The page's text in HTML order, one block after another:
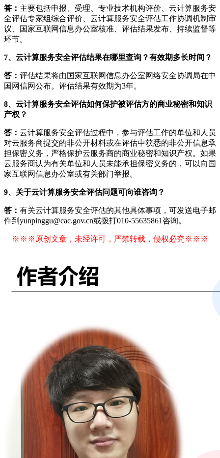
答： 主要包括申报、受理、专业技术机构评价、云计算服务安
全评估专家组综合评价、云计算服务安全评估工作协调机制审
议、国家互联网信息办公室核准、评估结果发布、持续监督等
环节。
7、云计算服务安全评估结果在哪里查询？有效期多长时间？
答： 评估结果将由国家互联网信息办公室网络安全协调局在中
国网信网公布。评估结果有效期为3年。
8、云计算服务安全评估如何保护被评估方的商业秘密和知识
产权？
答： 云计算服务安全评估过程中，参与评估工作的单位和人员
对云服务商提交的非公开材料或在评估中获悉的非公开信息承
担保密义务，严格保护云服务商的商业秘密和知识产权。如果
云服务商认为有关单位和人员未能承担保密义务的，可以向国
家互联网信息办公室或有关部门举报。
9、关于云计算服务安全评估问题可向谁咨询？
答： 有关云计算服务安全评估的其他具体事项，可发送电子邮
件到yunpinggu@cac.gov.cn或拨打010-55635861咨询。
※※※原创文章，未经许可，严禁转载，侵权必究※※※